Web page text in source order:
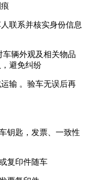
联系并核实身份信息
辆外观及相关物品
避免纠纷
输 。验车无误后再
钥匙，发票、一致性
复印件随车